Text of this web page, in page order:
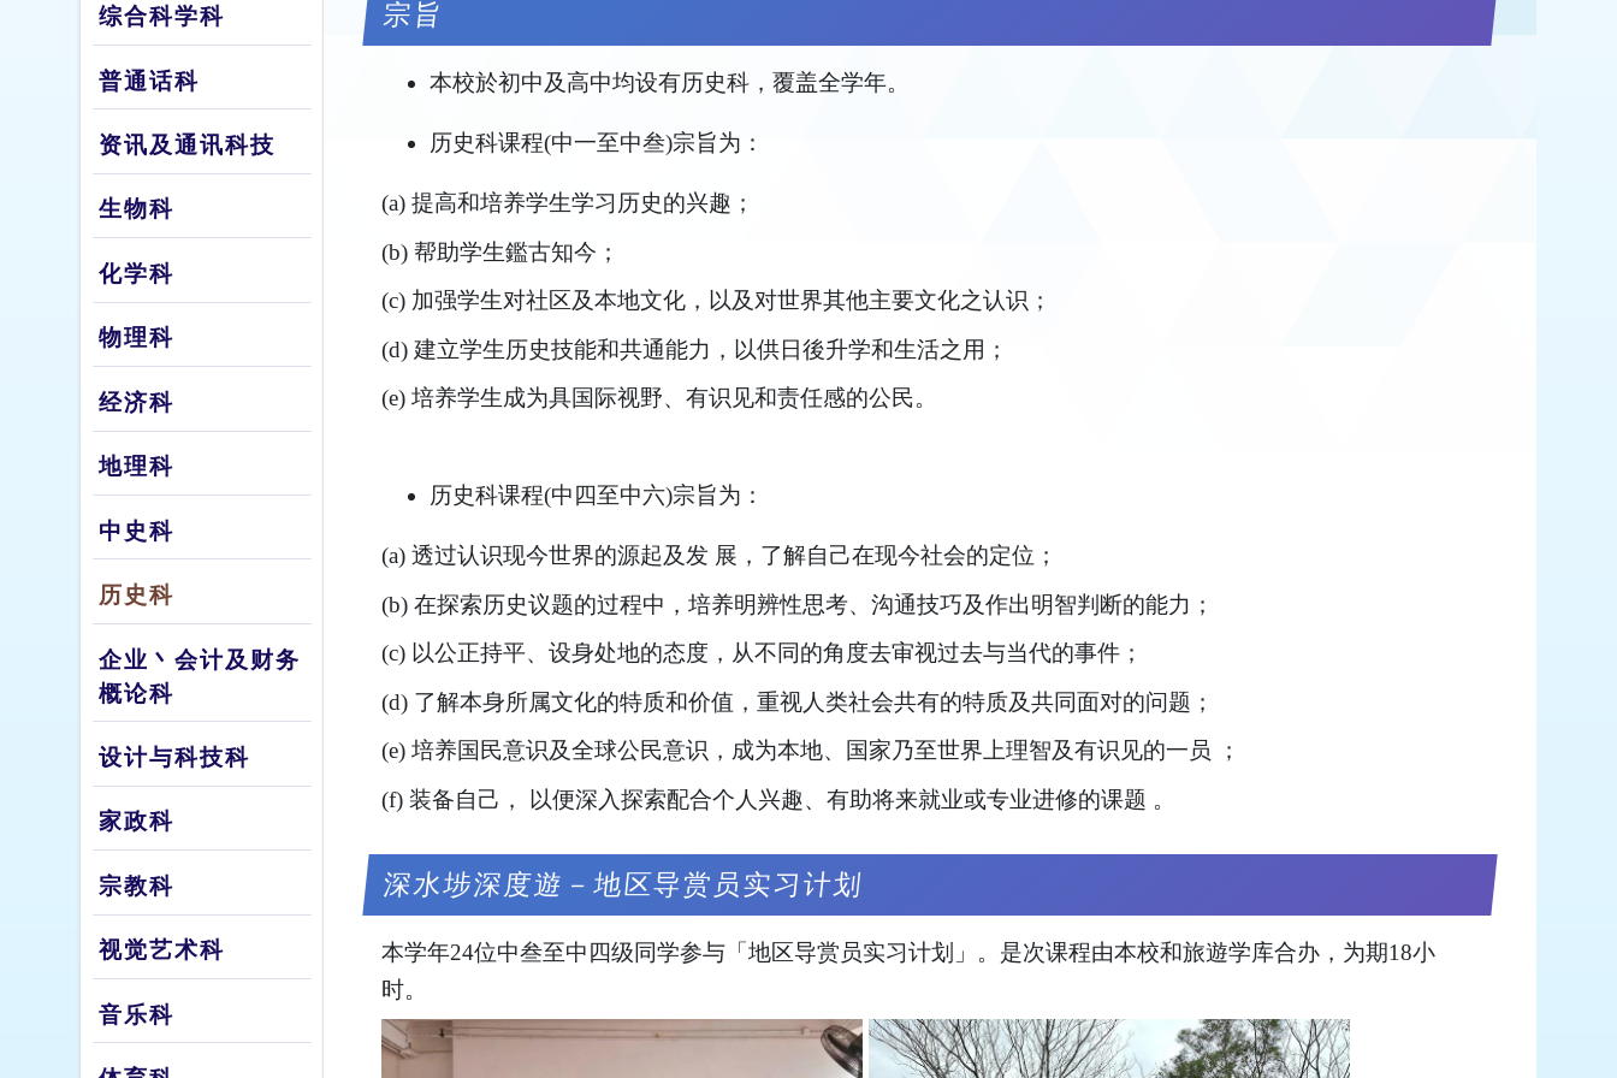
综合科学科
普通话科
资讯及通讯科技
生物科
化学科
物理科
经济科
地理科
中史科
历史科
企业丶会计及财务
概论科
设计与科技科
家政科
宗教科
视觉艺术科
音乐科
宗旨
本校於初中及高中均设有历史科，覆盖全学年。
历史科课程(中一至中叁)宗旨为：
(a) 提高和培养学生学习历史的兴趣；
(b) 帮助学生鑑古知今；
(c) 加强学生对社区及本地文化，以及对世界其他主要文化之认识；
(d) 建立学生历史技能和共通能力，以供日後升学和生活之用；
(e) 培养学生成为具国际视野、有识见和责任感的公民。
历史科课程(中四至中六)宗旨为：
(a) 透过认识现今世界的源起及发 展，了解自己在现今社会的定位；
(b) 在探索历史议题的过程中，培养明辨性思考、沟通技巧及作出明智判断的能力；
(c) 以公正持平、设身处地的态度，从不同的角度去审视过去与当代的事件；
(d) 了解本身所属文化的特质和价值，重视人类社会共有的特质及共同面对的问题；
(e) 培养国民意识及全球公民意识，成为本地、国家乃至世界上理智及有识见的一员 ；
(f) 装备自己， 以便深入探索配合个人兴趣、有助将来就业或专业进修的课题 。
深水埗深度遊－地区导赏员实习计划
本学年24位中叁至中四级同学参与「地区导赏员实习计划」。是次课程由本校和旅遊学库合办，为期18小
时。